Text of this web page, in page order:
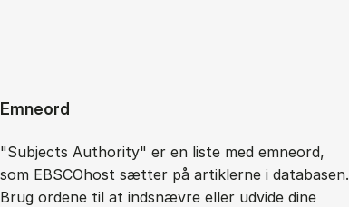
Emneord
"Subjects Authority" er en liste med emneord,
som EBSCOhost sætter på artiklerne i databasen.
Brug ordene til at indsnævre eller udvide dine